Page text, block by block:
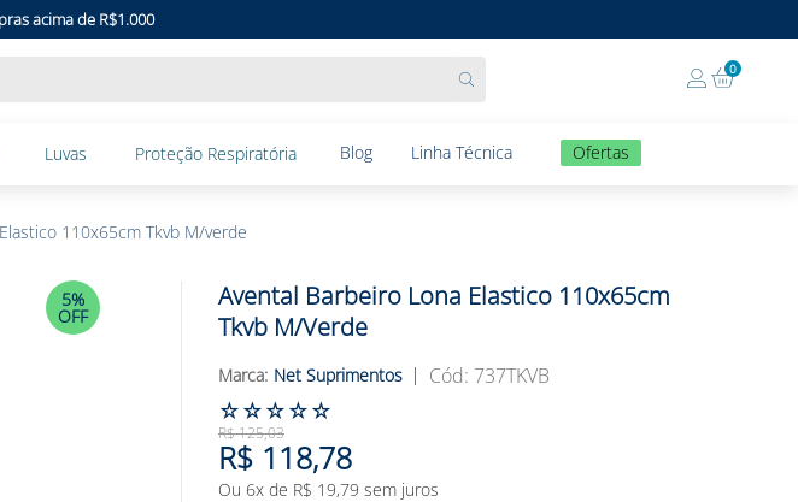
acima de R$1.000
0
Luvas Proteção Respiratória Blog Linha Técnica Ofertas
110x65cm Tkvb M/verde
5%
OFF
Avental Barbeiro Lona Elastico 110x65cm
Tkvb M/verde
Net Suprimentos : 737TKVB
☆☆☆☆☆
R$125,03
R$ 118,78
Ou 6x de R$ 19,79 sem juros